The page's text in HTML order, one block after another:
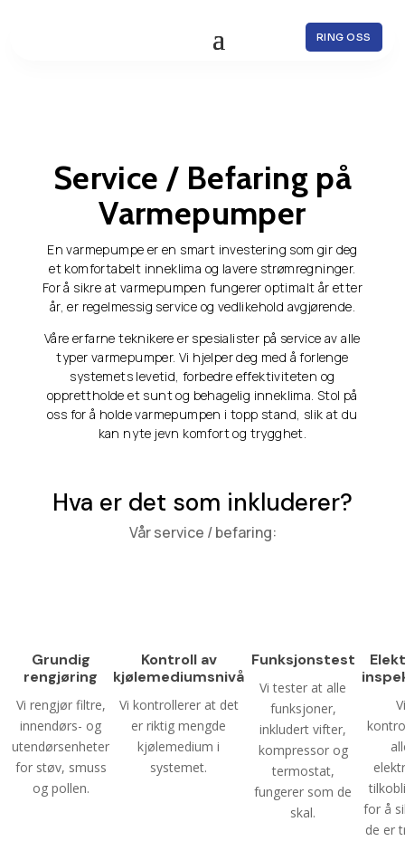
RING OSS
Service / Befaring på
Varmepumper
En varmepumpe er en smart investering som gir deg
et komfortabelt inneklima og lavere strømregninger.
For å sikre at varmepumpen fungerer optimalt år etter
år, er regelmessig service og vedlikehold avgjørende.
Våre erfarne teknikere er spesialister på service av alle
typer varmepumper. Vi hjelper deg med å forlenge
systemets levetid, forbedre effektiviteten og
opprettholde et sunt og behagelig inneklima. Stol på
oss for å holde varmepumpen i topp stand, slik at du
kan nyte jevn komfort og trygghet.
Hva er det som inkluderer?
Vår service / befaring:
Grundig
rengjøring
Vi rengjør filtre,
innendørs- og
utendørsenheter
for støv, smuss
og pollen.
Kontroll av
kjølemediumsnivå
Vi kontrollerer at det
er riktig mengde
kjølemedium i
systemet.
Funksjonstest
Vi tester at alle
funksjoner,
inkludert vifter,
kompressor og
termostat,
fungerer som de
skal.
Vi
for å
de er